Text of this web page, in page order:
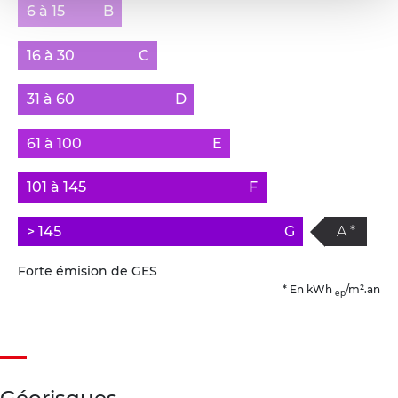
6 à 15 B
16 à 30 C
31 à 60 D
61 à 100 E
101 à 145 F
> 145 G A *
Forte émision de GES
* En kWh ep/m².an